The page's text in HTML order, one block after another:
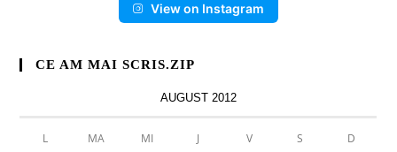
View on Instagram
CE AM MAI SCRIS.ZIP
AUGUST 2012
L MA MI J V S D